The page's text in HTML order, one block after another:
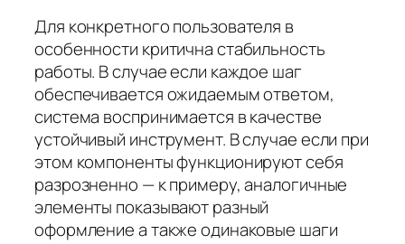
Для конкретного пользователя в
особенности критична стабильность
работы. В случае если каждое шаг
обеспечивается ожидаемым ответом,
система воспринимается в качестве
устойчивый инструмент. В случае если при
этом компоненты функционируют себя
разрозненно — к примеру, аналогичные
элементы показывают разный
оформление а также одинаковые шаги